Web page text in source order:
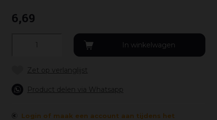
6,69
Product delen via Whatsapp
Login of maak een account aan tijdens het